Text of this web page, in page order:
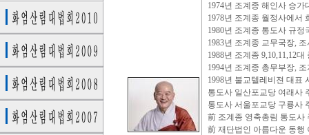
1974년 조계종 해인사 승가
1978년 조계종 월정사에서
1980년 조계종 통도사 규정
1983년 조계종 교무국장,
1988년 조계종 9,10,11,12
1994년 조계종 총무부장,
1998년 불교텔레비젼 대표
통도사 일산포교당 여래사
통도사 서울포교당 구룡사
前 조계종 영축총림 통도사
前 재단법인 아름다운 동행